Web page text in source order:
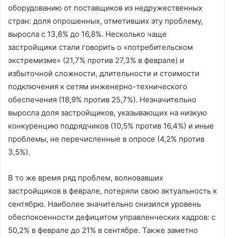
оборудованию от поставщиков из недружественных
стран: доля опрошенных, отметивших эту проблему,
выросла с 13,8% до 16,8%. Несколько чаще
застройщики стали говорить о «потребительском
экстремизме» (21,7% против 27,3% в феврале) и
избыточной сложности, длительности и стоимости
подключения к сетям инженерно-технического
обеспечения (18,9% против 25,7%). Незначительно
выросла доля застройщиков, указывающих на низкую
конкуренцию подрядчиков (10,5% против 16,4%) и иные
проблемы, не перечисленные в опросе (4,2% против
3,5%).
В то же время ряд проблем, волновавших
застройщиков в феврале, потеряли свою актуальность к
сентябрю. Наиболее значительно снизился уровень
обеспокоенности дефицитом управленческих кадров: с
50,2% в феврале до 21% в сентябре. Также заметно